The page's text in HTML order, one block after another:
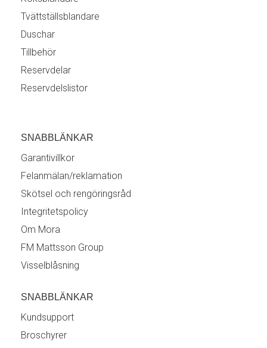
Tvättställsblandare
Duschar
Tillbehör
Reservdelar
Reservdelslistor
SNABBLÄNKAR
Garantivillkor
Felanmälan/reklamation
Skötsel och rengöringsråd
Integritetspolicy
Om Mora
FM Mattsson Group
Visselblåsning
SNABBLÄNKAR
Kundsupport
Broschyrer